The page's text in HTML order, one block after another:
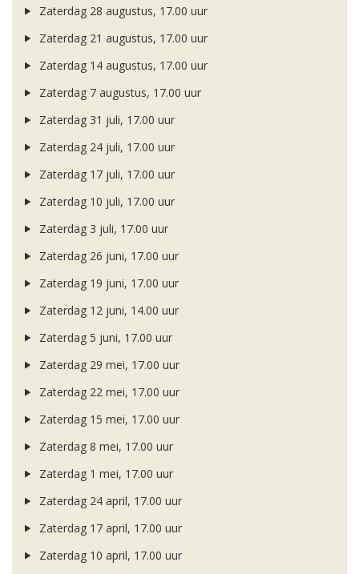
Zaterdag 28 augustus, 17.00 uur
Zaterdag 21 augustus, 17.00 uur
Zaterdag 14 augustus, 17.00 uur
Zaterdag 7 augustus, 17.00 uur
Zaterdag 31 juli, 17.00 uur
Zaterdag 24 juli, 17.00 uur
Zaterdag 17 juli, 17.00 uur
Zaterdag 10 juli, 17.00 uur
Zaterdag 3 juli, 17.00 uur
Zaterdag 26 juni, 17.00 uur
Zaterdag 19 juni, 17.00 uur
Zaterdag 12 juni, 14.00 uur
Zaterdag 5 juni, 17.00 uur
Zaterdag 29 mei, 17.00 uur
Zaterdag 22 mei, 17.00 uur
Zaterdag 15 mei, 17.00 uur
Zaterdag 8 mei, 17.00 uur
Zaterdag 1 mei, 17.00 uur
Zaterdag 24 april, 17.00 uur
Zaterdag 17 april, 17.00 uur
Zaterdag 10 april, 17.00 uur